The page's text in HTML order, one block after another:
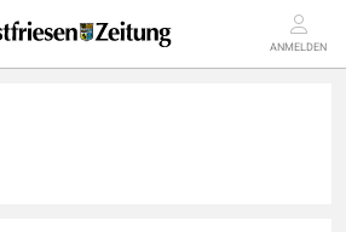
ANMELDEN